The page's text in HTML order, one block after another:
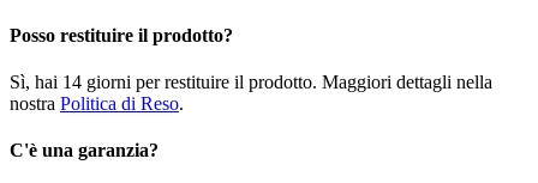
Posso restituire il prodotto?
Sì, hai 14 giorni per restituire il prodotto. Maggiori dettagli nella
nostra Politica di Reso.
C'è una garanzia?